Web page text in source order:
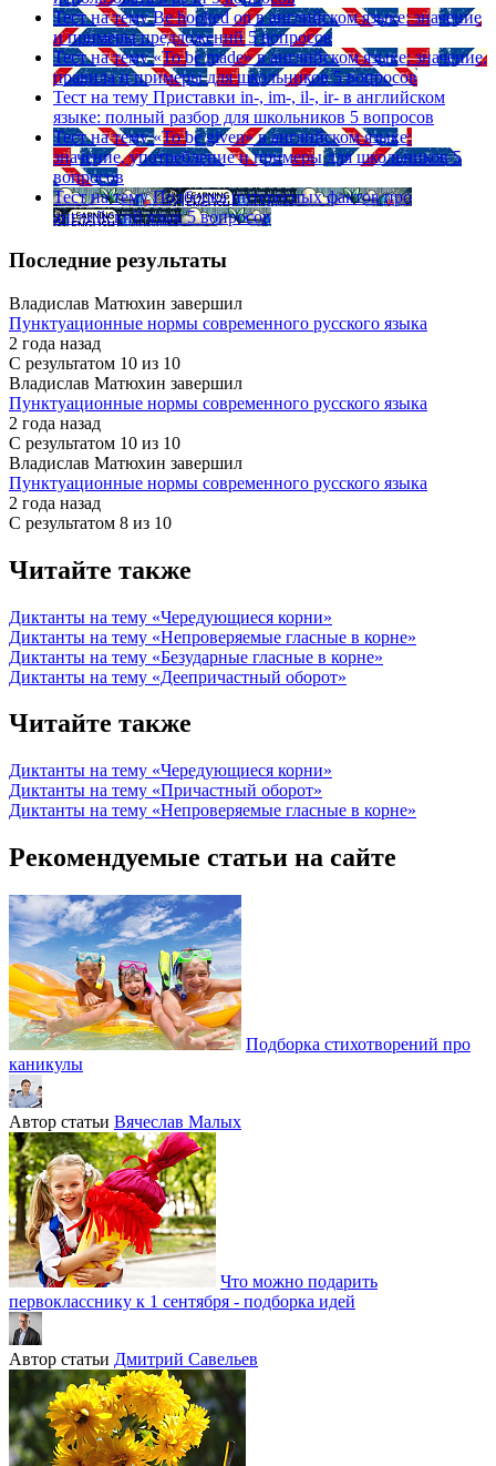
Тест на тему Be hooked on в английском языке: значение
и примеры предложений 5 вопросов
Тест на тему «To be made» в английском языке: значение,
правила и примеры для школьников 5 вопросов
Тест на тему Приставки in-, im-, il-, ir- в английском
языке: полный разбор для школьников 5 вопросов
Тест на тему «To be given» в английском языке:
значение, употребление и примеры для школьников 5
вопросов
Тест на тему Подборка интересных фактов про
английский язык 5 вопросов
Последние результаты
Владислав Матюхин завершил
Пунктуационные нормы современного русского языка
2 года назад
С результатом 10 из 10
Владислав Матюхин завершил
Пунктуационные нормы современного русского языка
2 года назад
С результатом 10 из 10
Владислав Матюхин завершил
Пунктуационные нормы современного русского языка
2 года назад
С результатом 8 из 10
Читайте также
Диктанты на тему «Чередующиеся корни»
Диктанты на тему «Непроверяемые гласные в корне»
Диктанты на тему «Безударные гласные в корне»
Диктанты на тему «Деепричастный оборот»
Читайте также
Диктанты на тему «Чередующиеся корни»
Диктанты на тему «Причастный оборот»
Диктанты на тему «Непроверяемые гласные в корне»
Рекомендуемые статьи на сайте
Подборка стихотворений про
каникулы
Автор статьи Вячеслав Малых
Что можно подарить
первокласснику к 1 сентября - подборка идей
Автор статьи Дмитрий Савельев